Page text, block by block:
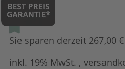
Sie sparen derzeit 267,00 €
inkl. 19% MwSt. ,